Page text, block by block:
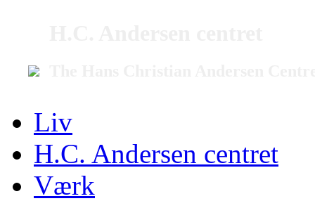
Liv
H.C. Andersen centret
Værk